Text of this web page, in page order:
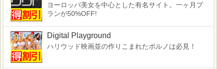
ヨーロッパ美女を中心とした有名サイト。一ヶ月プ
ランが50%OFF!
Digital Playground
ハリウッド映画並の作りこまれたポルノは必見！